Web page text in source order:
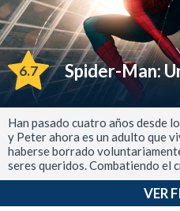
6.7 Spider-Man:
Han pasado cuatro años desde
y Peter ahora es un adulto que
haberse borrado
seres queridos. Combatiendo el
VER